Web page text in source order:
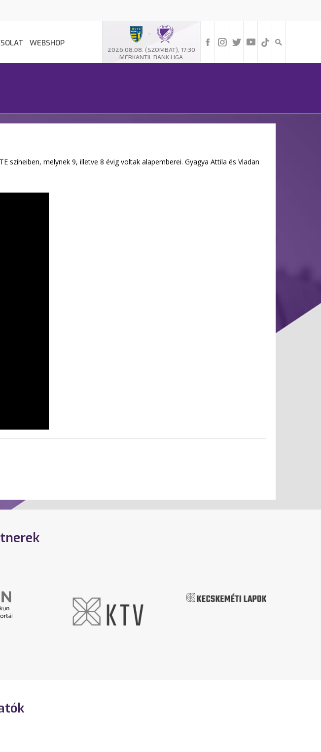
-
2026.08.08. (SZOMBAT), 17:30
MERKANTIL BANK LIGA
WEBSHOP
színeiben, melynek 9, illetve 8 évig voltak alapemberei. Gyagya Attila és Vladan